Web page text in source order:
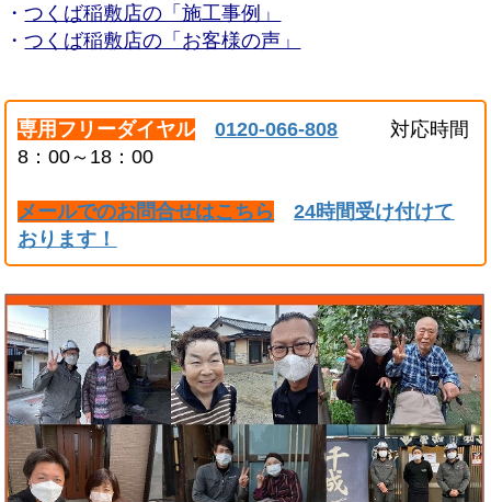
・つくば稲敷店の「施工事例」
・つくば稲敷店の「お客様の声」
専用フリーダイヤル 0120-066-808
対応時間
8：00～18：00
メールでのお問合せはこちら
24時間受け付けて
おります！